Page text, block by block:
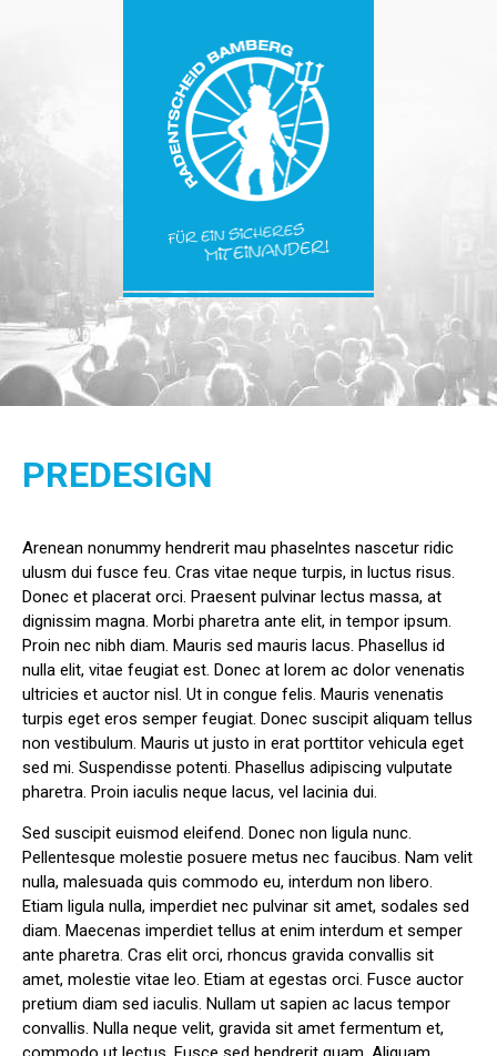
PREDESIGN
Arenean nonummy hendrerit mau phaselntes nascetur ridic
ulusm dui fusce feu. Cras vitae neque turpis, in luctus risus.
Donec et placerat orci. Praesent pulvinar lectus massa, at
dignissim magna. Morbi pharetra ante elit, in tempor ipsum.
Proin nec nibh diam. Mauris sed mauris lacus. Phasellus id
nulla elit, vitae feugiat est. Donec at lorem ac dolor venenatis
ultricies et auctor nisl. Ut in congue felis. Mauris venenatis
turpis eget eros semper feugiat. Donec suscipit aliquam tellus
non vestibulum. Mauris ut justo in erat porttitor vehicula eget
sed mi. Suspendisse potenti. Phasellus adipiscing vulputate
pharetra. Proin iaculis neque lacus, vel lacinia dui.
Sed suscipit euismod eleifend. Donec non ligula nunc.
Pellentesque molestie posuere metus nec faucibus. Nam velit
nulla, malesuada quis commodo eu, interdum non libero.
Etiam ligula nulla, imperdiet nec pulvinar sit amet, sodales sed
diam. Maecenas imperdiet tellus at enim interdum et semper
ante pharetra. Cras elit orci, rhoncus gravida convallis sit
amet, molestie vitae leo. Etiam at egestas orci. Fusce auctor
pretium diam sed iaculis. Nullam ut sapien ac lacus tempor
convallis. Nulla neque velit, gravida sit amet fermentum et,